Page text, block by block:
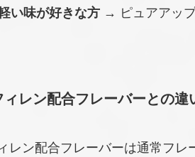
い味が好きな方 → ピュアアッ
レン配合フレーバーとの違
レン配合フレーバーは通常フ